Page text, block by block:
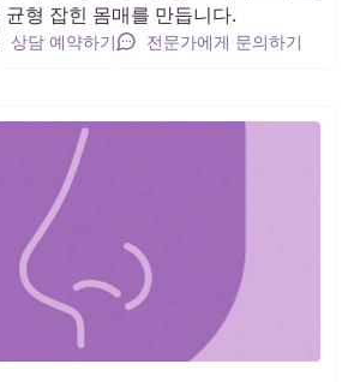
형 잡힌 몸매를 만듭니다.
상담 예약하기 전문가에게 문의하기